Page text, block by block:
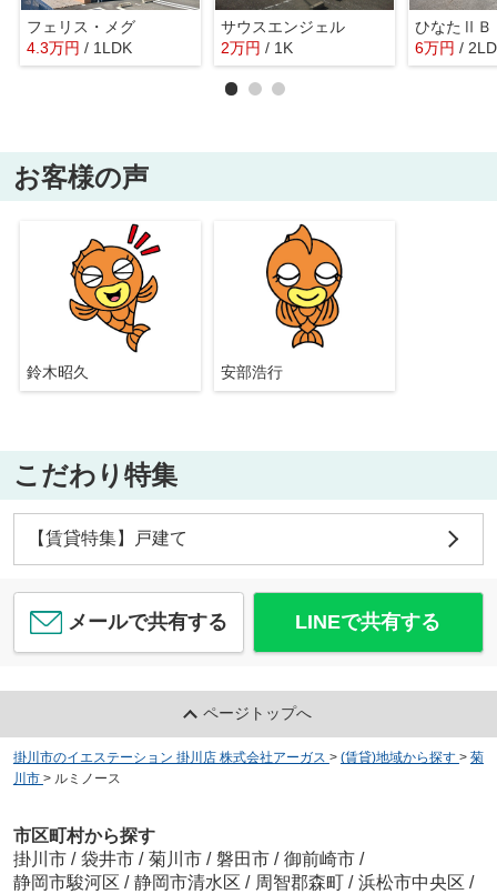
フェリス・メグ
4.3万円 / 1LDK
サウスエンジェル
2万円 / 1K
ひなたⅡＢ
6万円 /
お客様の声
鈴木昭久 安部浩行
こだわり特集
【賃貸特集】戸建て
メールで共有する LINEで共有する
ページトップへ
掛川市のイエステーション 掛川店 株式会社アーガス > (賃貸)地域から探す > 菊
川市 > ルミノース
市区町村から探す
掛川市 / 袋井市 / 菊川市 / 磐田市 / 御前崎市 /
静岡市駿河区 / 静岡市清水区 / 周智郡森町 / 浜松市中央区 /